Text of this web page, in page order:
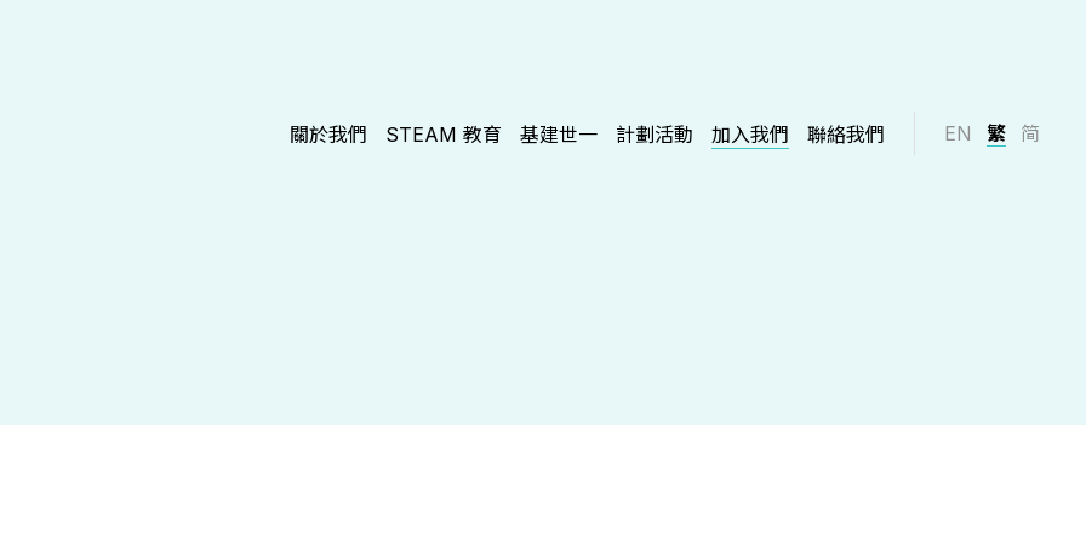
關於我們 STEAM 教育 基建世一 計劃活動 加入我們 聯絡我們 EN 繁 简